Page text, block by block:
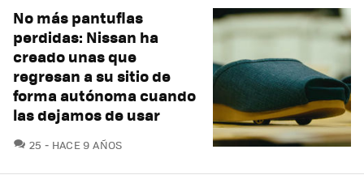
No más pantuflas
perdidas: Nissan ha
creado unas que
regresan a su sitio de
forma autónoma cuando
las dejamos de usar
25 COMENTARIOS
HACE 9 AÑOS